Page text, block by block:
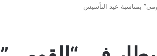
بمناسبة عيد التأسيس